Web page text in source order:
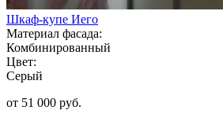
Шкаф-купе Иего
Материал фасада:
Комбинированный
Цвет:
Серый
от 51 000 руб.